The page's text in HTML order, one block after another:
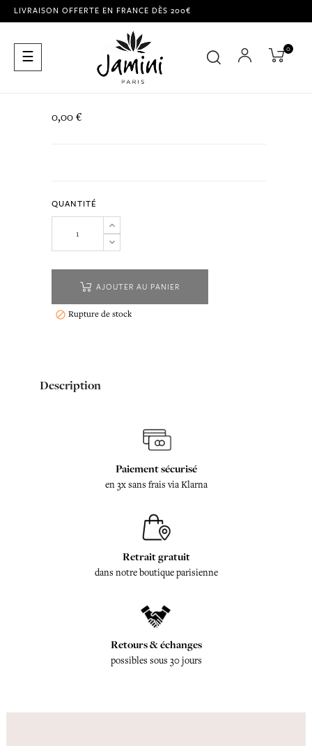
LIVRAISON OFFERTE EN FRANCE DÈS 200€
Basculer
la
☰ 0
0,00 €
QUANTITÉ
AJOUTER AU PANIER
 Rupture de stock
Description
Paiement sécurisé
en 3x sans frais via Klarna
Retrait gratuit
dans notre boutique parisienne
Retours & échanges
possibles sous 30 jours